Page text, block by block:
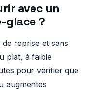
avec un
glace ?
reprise et sans
plat, à faible
pour vérifier que
augmentes